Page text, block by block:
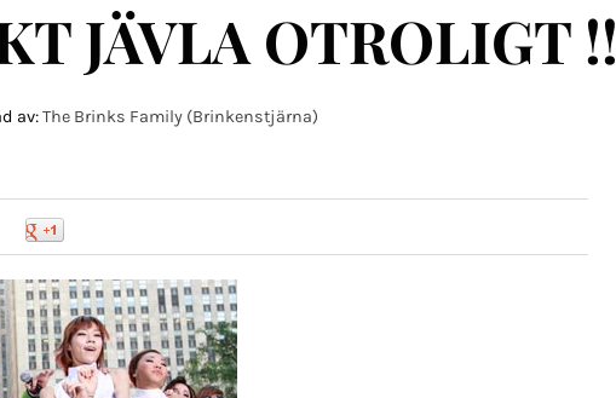
JÄVLA OTROLIGT !!
av:The Brinks Family (Brinkenstjärna)